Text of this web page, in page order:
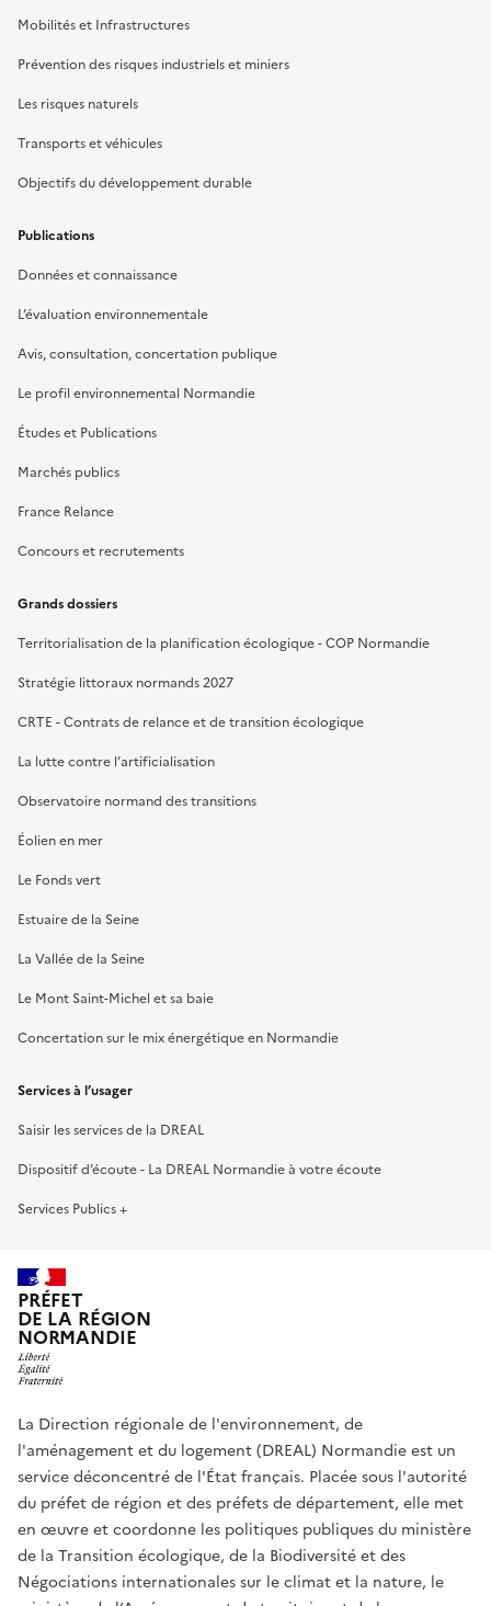
Mobilités et Infrastructures
Prévention des risques industriels et miniers
Les risques naturels
Transports et véhicules
Objectifs du développement durable
Publications
Données et connaissance
L’évaluation environnementale
Avis, consultation, concertation publique
Le profil environnemental Normandie
Études et Publications
Marchés publics
France Relance
Concours et recrutements
Grands dossiers
Territorialisation de la planification écologique - COP Normandie
Stratégie littoraux normands 2027
CRTE - Contrats de relance et de transition écologique
La lutte contre l’artificialisation
Observatoire normand des transitions
Éolien en mer
Le Fonds vert
Estuaire de la Seine
La Vallée de la Seine
Le Mont Saint-Michel et sa baie
Concertation sur le mix énergétique en Normandie
Services à l’usager
Saisir les services de la DREAL
Dispositif d’écoute - La DREAL Normandie à votre écoute
Services Publics +
PRÉFET
DE LA RÉGION
NORMANDIE
La Direction régionale de l'environnement, de
l'aménagement et du logement (DREAL) Normandie est un
service déconcentré de l'État français. Placée sous l'autorité
du préfet de région et des préfets de département, elle met
en œuvre et coordonne les politiques publiques du ministère
de la Transition écologique, de la Biodiversité et des
Négociations internationales sur le climat et la nature, le